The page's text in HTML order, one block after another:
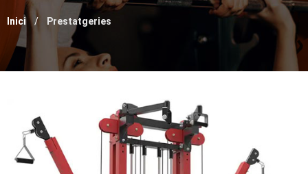
Inici Prestatgeries